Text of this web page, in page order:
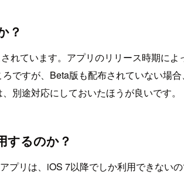
？
れています。アプリのリリース時期に
ですが、Beta版も配布されていない場
別途対応にしておいたほうが良いです。
するのか？
プリは、iOS 7以降でしか利用できない